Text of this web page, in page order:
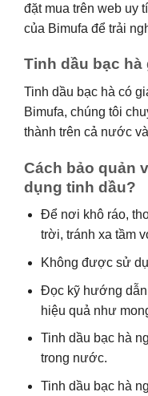
đặt mua trên web uy
của Bimufa để trải
Tinh dầu bạc hà
Tinh dầu bạc hà có
Bimufa, chúng tôi
thành trên cả nước
Cách bảo quản
dụng tinh dầu?
Để nơi khô ráo,
trời, tránh xa tầm
Không được sử
Đọc kỹ hướng dẫn
hiệu quả như
Tinh dầu bạc hà
trong nước.
Tinh dầu bạc hà